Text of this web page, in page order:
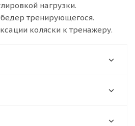
нагрузки.
тренирующегося.
коляски к тренажеру.